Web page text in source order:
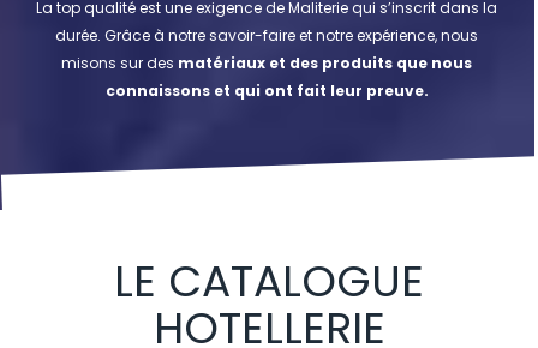
La top qualité est une exigence de Maliterie qui s’inscrit dans la
durée. Grâce à notre savoir-faire et notre expérience, nous
misons sur des matériaux et des produits que nous
connaissons et qui ont fait leur preuve.
LE CATALOGUE
HOTELLERIE